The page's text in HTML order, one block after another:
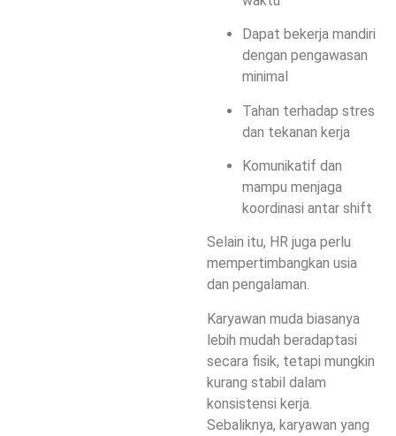
Dapat bekerja mandiri
dengan pengawasan
minimal
Tahan terhadap stres
dan tekanan kerja
Komunikatif dan
mampu menjaga
koordinasi antar shift
Selain itu, HR juga perlu
mempertimbangkan usia
dan pengalaman.
Karyawan muda biasanya
lebih mudah beradaptasi
secara fisik, tetapi mungkin
kurang stabil dalam
konsistensi kerja.
Sebaliknya, karyawan yang